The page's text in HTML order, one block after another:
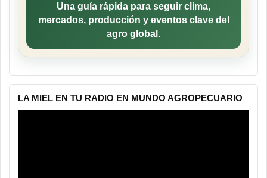
Una guía rápida para seguir clima,
mercados, producción y eventos clave del
agro global.
LA MIEL EN TU RADIO EN MUNDO AGROPECUARIO